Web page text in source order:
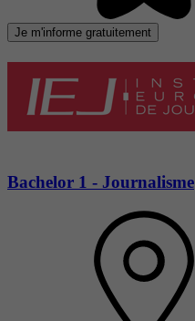
Je m'informe gratuitement
Bachelor 1 - Journalisme